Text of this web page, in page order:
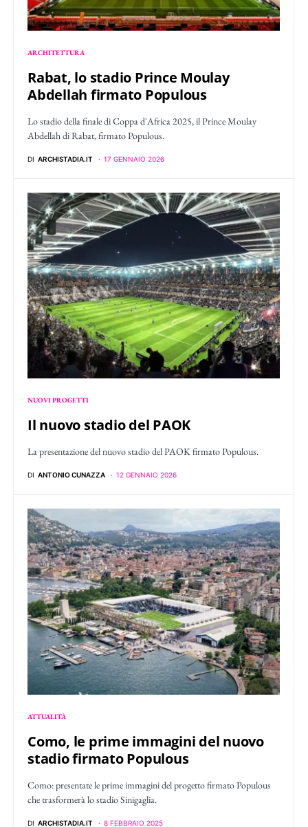
ARCHITETTURA
Rabat, lo stadio Prince Moulay
Abdellah firmato Populous
Lo stadio della finale di Coppa d'Africa 2025, il Prince Moulay
Abdellah di Rabat, firmato Populous.
DI ARCHISTADIA.IT 17 GENNAIO 2026
NUOVI PROGETTI
Il nuovo stadio del PAOK
La presentazione del nuovo stadio del PAOK firmato Populous.
DI ANTONIO CUNAZZA 12 GENNAIO 2026
ATTUALITÀ
Como, le prime immagini del nuovo
stadio firmato Populous
Como: presentate le prime immagini del progetto firmato Populous
che trasformerà lo stadio Sinigaglia.
DI ARCHISTADIA.IT 8 FEBBRAIO 2025